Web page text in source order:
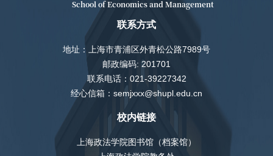
School of Economics and Management
联系方式
地址：上海市青浦区外青松公路7989号
邮政编码: 201701
联系电话：021-39227342
经心信箱：semjxxx@shupl.edu.cn
校内链接
上海政法学院图书馆（档案馆）